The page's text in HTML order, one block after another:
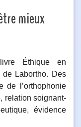
mieux
Éthique en
Labortho. Des
de l’orthophonie
relation soignant-
évidence